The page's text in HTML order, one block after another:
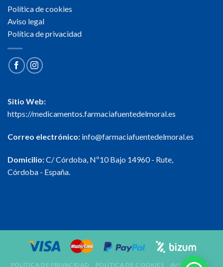
Política de cookies
Aviso legal
Política de privacidad
Sitio Web:
https://medicamentos.farmaciafuentedelmoral.es
Correo electrónico: info@farmaciafuentedelmoral.es
Domicilio:C/ Córdoba, Nº10 Bajo 14960 - Rute,
Córdoba - España.
POLÍTICA DE PRIVACIDAD POLÍTICA DE COOKIES AVISO LEGAL